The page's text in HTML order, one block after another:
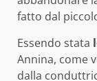
fatto dal
Essendo stata
Annina, come
dalla